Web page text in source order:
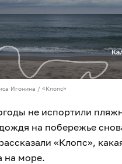
Игонина / «Клопс»
не испортили
на побережье
«Клопс»,
на море.